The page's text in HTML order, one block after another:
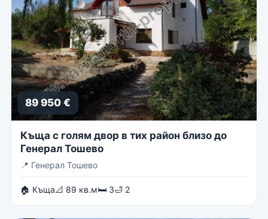
89 950 €
Къща с голям двор в тих район близо до
Генерал Тошево
📍 Генерал Тошево
🏠 Къща📐 89 кв.м🛏 3🛁 2